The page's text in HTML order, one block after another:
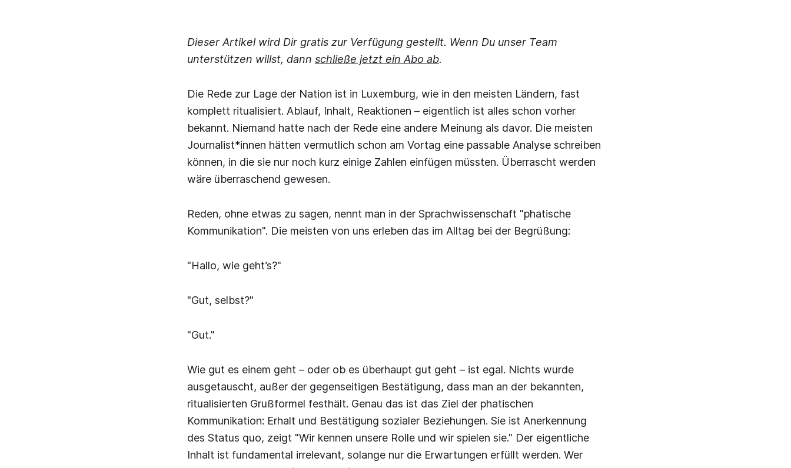
Dieser Artikel wird Dir gratis zur Verfügung gestellt. Wenn Du unser Team
unterstützen willst, dann schließe jetzt ein Abo ab.
Die Rede zur Lage der Nation ist in Luxemburg, wie in den meisten Ländern, fast
komplett ritualisiert. Ablauf, Inhalt, Reaktionen – eigentlich ist alles schon vorher
bekannt. Niemand hatte nach der Rede eine andere Meinung als davor. Die meisten
Journalist*innen hätten vermutlich schon am Vortag eine passable Analyse schreiben
können, in die sie nur noch kurz einige Zahlen einfügen müssten. Überrascht werden
wäre überraschend gewesen.
Reden, ohne etwas zu sagen, nennt man in der Sprachwissenschaft "phatische
Kommunikation". Die meisten von uns erleben das im Alltag bei der Begrüßung:
"Hallo, wie geht’s?"
"Gut, selbst?"
"Gut."
Wie gut es einem geht – oder ob es überhaupt gut geht – ist egal. Nichts wurde
ausgetauscht, außer der gegenseitigen Bestätigung, dass man an der bekannten,
ritualisierten Grußformel festhält. Genau das ist das Ziel der phatischen
Kommunikation: Erhalt und Bestätigung sozialer Beziehungen. Sie ist Anerkennung
des Status quo, zeigt "Wir kennen unsere Rolle und wir spielen sie." Der eigentliche
Inhalt ist fundamental irrelevant, solange nur die Erwartungen erfüllt werden. Wer